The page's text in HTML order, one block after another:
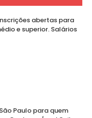
abertas para
e superior. Salários
Paulo para quem